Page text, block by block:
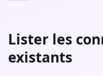
Lister les
existants